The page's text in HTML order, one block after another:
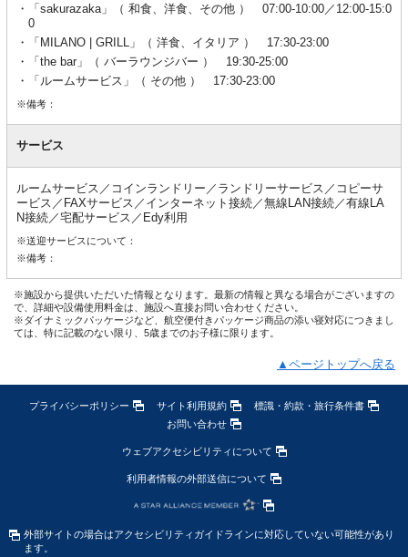
「sakurazaka」（ 和食、洋食、その他 ） 07:00-10:00／12:00-15:0
0
「MILANO | GRILL」（ 洋食、イタリア ） 17:30-23:00
「the bar」（ バーラウンジバー ） 19:30-25:00
「ルームサービス」（ その他 ） 17:30-23:00
※備考：
サービス
ルームサービス／コインランドリー／ランドリーサービス／コピーサ
ービス／FAXサービス／インターネット接続／無線LAN接続／有線LA
N接続／宅配サービス／Edy利用
※送迎サービスについて：
※備考：
※施設から提供いただいた情報となります。最新の情報と異なる場合がございますの
で、詳細や設備使用料金は、施設へ直接お問い合わせください。
※ダイナミックパッケージなど、航空便付きパッケージ商品の添い寝対応につきまし
ては、特に記載のない限り、5歳までのお子様に限ります。
▲ページトップへ戻る
プライバシーポリシー サイト利用規約
標識・約款・旅行条件書
お問い合わせ
ウェブアクセシビリティについて
利用者情報の外部送信について
外部サイトの場合はアクセシビリティガイドラインに対応していない可能性があり
ます。